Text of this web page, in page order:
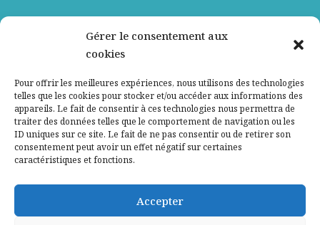
Gérer le consentement aux
cookies
Pour offrir les meilleures expériences, nous utilisons des technologies
telles que les cookies pour stocker et/ou accéder aux informations des
appareils. Le fait de consentir à ces technologies nous permettra de
traiter des données telles que le comportement de navigation ou les
ID uniques sur ce site. Le fait de ne pas consentir ou de retirer son
consentement peut avoir un effet négatif sur certaines
caractéristiques et fonctions.
Accepter
Contactez-nous
Mentions légales